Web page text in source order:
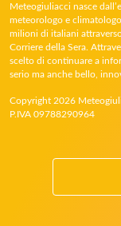
Meteogiuliacci nasce
meteorologo e
milioni di italiani
Corriere della Sera.
scelto di continuare a
serio ma anche bello,
Copyright 2026
P.IVA 09788290964